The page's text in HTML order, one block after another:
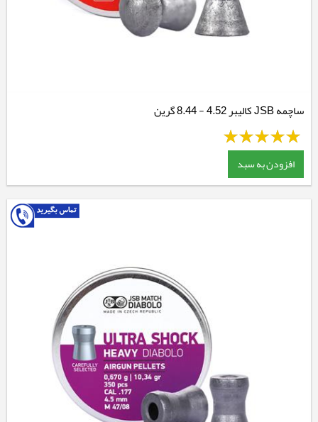
ساچمه JSB کالیبر 4.52 - 8.44 گرین
افزودن به سبد